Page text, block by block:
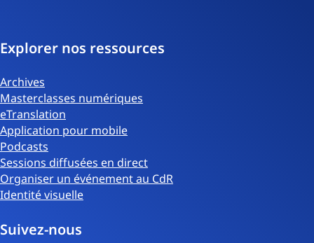
Explorer nos ressources
Archives
Masterclasses numériques
eTranslation
Application pour mobile
Podcasts
Sessions diffusées en direct
Organiser un événement au CdR
Identité visuelle
Suivez-nous